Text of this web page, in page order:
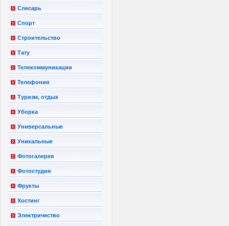
Слесарь
Спорт
Строительство
Тату
Телекоммуникации
Телефония
Туризм, отдых
Уборка
Универсальные
Уникальные
Фотогалерея
Фотостудия
Фрукты
Хостинг
Электричество